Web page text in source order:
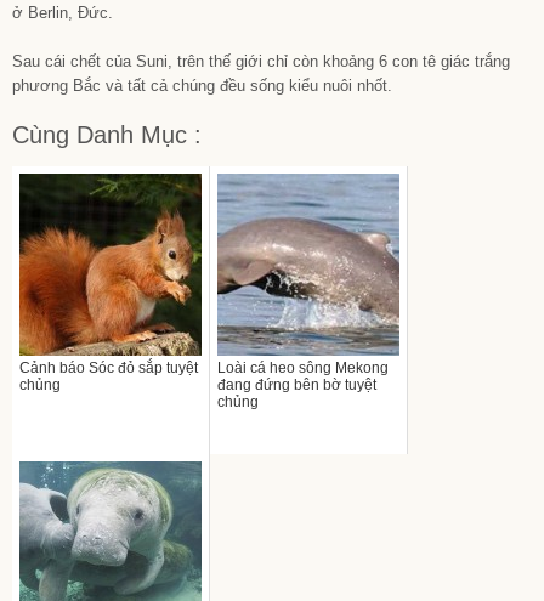
ở Berlin, Đức.
Sau cái chết của Suni, trên thế giới chỉ còn khoảng 6 con tê giác trắng
phương Bắc và tất cả chúng đều sống kiểu nuôi nhốt.
Cùng Danh Mục :
Cảnh báo Sóc đỏ sắp tuyệt
chủng
Loài cá heo sông Mekong
đang đứng bên bờ tuyệt
chủng